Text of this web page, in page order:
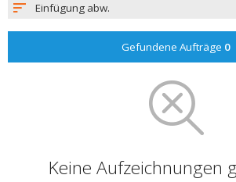
Einfügung abw.
Gefundene Aufträge 0
Keine Aufzeichnungen